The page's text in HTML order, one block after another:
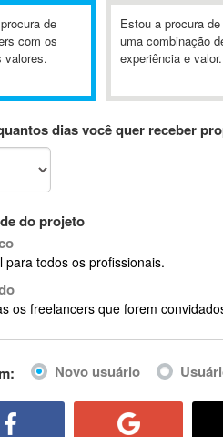
Toolkit (AWT)
de
com os
valores.
Estou a procura de
uma combinação
experiência e valor.
dias você quer receber
do projeto
para todos os profissionais.
os freelancers que forem
Novo usuário